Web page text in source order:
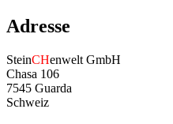
Adresse
SteinCHenwelt GmbH
Chasa 106
7545 Guarda
Schweiz